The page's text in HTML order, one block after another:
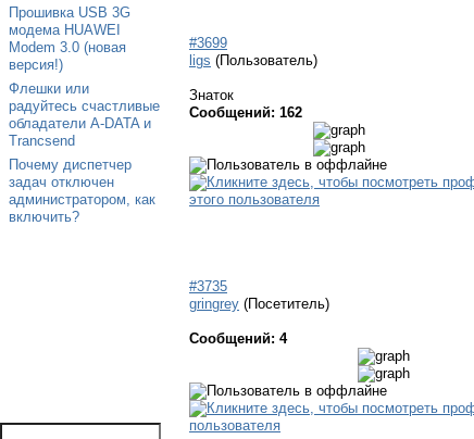
Прошивка USB 3G
модема HUAWEI
Modem 3.0 (новая
версия!)
Флешки или
радуйтесь счастливые
обладатели A-DATA и
Trancsend
Почему диспетчер
задач отключен
администратором, как
включить?
#3699
ligs (Пользователь)
Знаток
Сообщений: 162
#3735
gringrey (Посетитель)
Сообщений: 4